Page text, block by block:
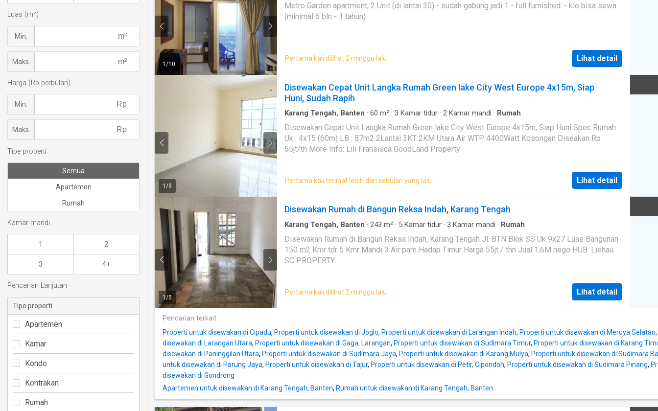
1 /10
Metro Garden apartment, 2 Unit (di lantai 30) - sudah gabung jadi 1 - full furnished. - klo bisa sewa
(minimal 6 bln - 1 tahun).
Pertama kali dilihat 2 minggu lalu Lihat detail
1 /9
Disewakan Cepat Unit Langka Rumah Green lake City West Europe 4x15m, Siap
Huni, Sudah Rapih
Karang Tengah, Banten · 60 m² · 3 Kamar tidur · 2 Kamar mandi · Rumah
Disewakan Cepat Unit Langka Rumah Green lake City West Europe 4x15m, Siap Huni Spec Rumah
Uk : 4x15 (60m) LB : 87m2 2Lantai 3KT 2KM Utara Air WTP 4400Watt Kosongan Diseakan Rp
55jt/th More Info: Lili Fransisca GoodLand Property
Pertama kali terlihat lebih dari sebulan yang lalu Lihat detail
1/5
Disewakan Rumah di Bangun Reksa Indah, Karang Tengah
Karang Tengah, Banten · 243 m² · 5 Kamar tidur · 3 Kamar mandi · Rumah
Disewakan Rumah di Bangun Reksa Indah, Karang Tengah Jl. BTN Blok SS Uk 9x27 Luas Bangunan
150 m2 Kmr tdr 5 Kmr Mandi 3 Air pam Hadap Timur Harga 55jt / thn Jual 1,6M nego HUB: Liehau
SC PROPERTY
Pertama kali dilihat 2 minggu lalu Lihat detail
Pencarian terkait
Properti untuk disewakan di Cipadu, Properti untuk disewakan di Joglo, Properti untuk disewakan di Larangan Indah, Properti untuk disewakan di Meruya Selatan,
disewakan di Larangan Utara, Properti untuk disewakan di Gaga, Larangan, Properti untuk disewakan di Sudimara Timur, Properti untuk disewakan di Karang
disewakan di Paninggilan Utara, Properti untuk disewakan di Sudimara Jaya, Properti untuk disewakan di Karang Mulya, Properti untuk disewakan di Sudimara
untuk disewakan di Parung Jaya, Properti untuk disewakan di Tajur, Properti untuk disewakan di Petir, Cipondoh, Properti untuk disewakan di Sudimara Pinang,
disewakan di Gondrong
Apartemen untuk disewakan di Karang Tengah, Banten, Rumah untuk disewakan di Karang Tengah, Banten
Luas (m²)
Min.
Maks.
Harga (Rp perbulan)
Min.
Maks.
Tipe properti
Semua
Apartemen
Rumah
Kamar mandi
1 2
3 4+
Pencarian Lanjutan
Tipe properti
Apartemen
Kamar
Kondo
Kontrakan
Rumah